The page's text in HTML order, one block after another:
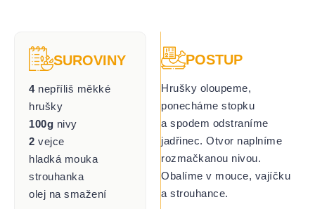
SUROVINY
4nepříliš měkké
hrušky
100g nivy
2 vejce
hladká mouka
strouhanka
olej na smažení
POSTUP
Hrušky oloupeme,
ponecháme stopku
a spodem odstraníme
jadřinec. Otvor naplníme
rozmačkanou nivou.
Obalíme v mouce, vajíčku
a strouhance.